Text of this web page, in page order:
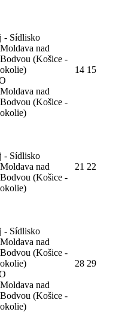
- Sídlisko
Moldava nad
Bodvou (Košice -
okolie)
Moldava nad
Bodvou (Košice -
okolie)
14 15
- Sídlisko
Moldava nad
Bodvou (Košice -
okolie)
21 22
- Sídlisko
Moldava nad
Bodvou (Košice -
okolie)
Moldava nad
Bodvou (Košice -
okolie)
28 29